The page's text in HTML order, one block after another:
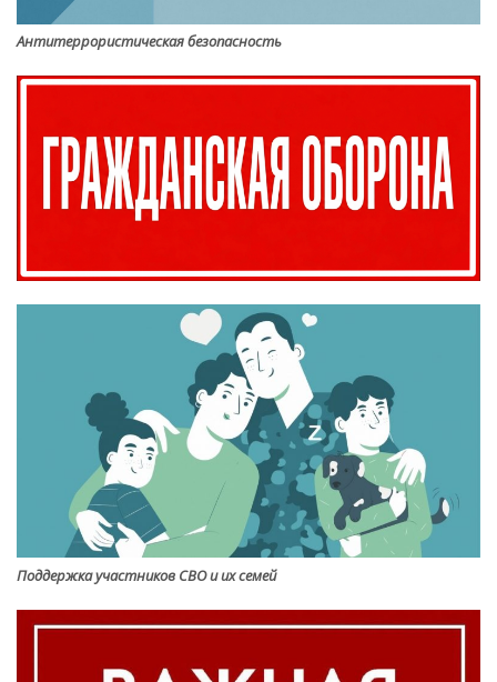
Антитеррористическая безопасность
Поддержка участников СВО и их семей